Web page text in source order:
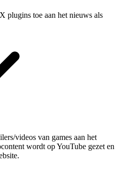
plugins toe aan het nieuws als
videos van games aan het
wordt op YouTube gezet en